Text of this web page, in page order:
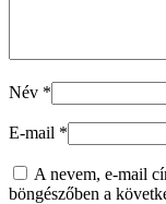
Név *
E-mail *
A nevem, e-mail
böngészőben a